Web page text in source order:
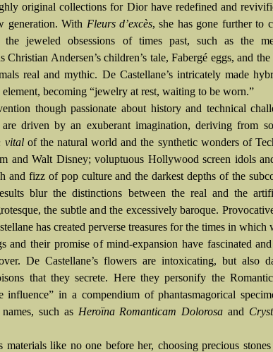
original collections for Dior have redefined and
generation. With Fleurs d’excès, she has gone further to
jeweled obsessions of times past, such as the
Christian Andersen’s children’s tale, Fabergé eggs, and
real and mythic. De Castellane’s intricately made
becoming “jewelry at rest, waiting to be worn.”
though passionate about history and technical
are driven by an exuberant imagination, deriving from
vitalof the natural world and the synthetic wonders of
and Walt Disney; voluptuous Hollywood screen idols
and fizz of pop culture and the darkest depths of the
blur the distinctions between the real and the
the subtle and the excessively baroque.
has created perverse treasures for the times in which
and their promise of mind-expansion have fascinated
De Castellane’s flowers are intoxicating, but also
that they secrete. Here they personify the
influence” in a compendium of phantasmagorical
such as Heroïna Romanticam Dolorosa and
materials like no one before her, choosing precious